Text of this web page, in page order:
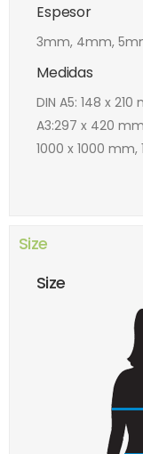
Espesor
3mm, 4mm,
Medidas
DIN A5: 148 x
A3:297 x 420
1000 x 1000 mm,
Size
Size